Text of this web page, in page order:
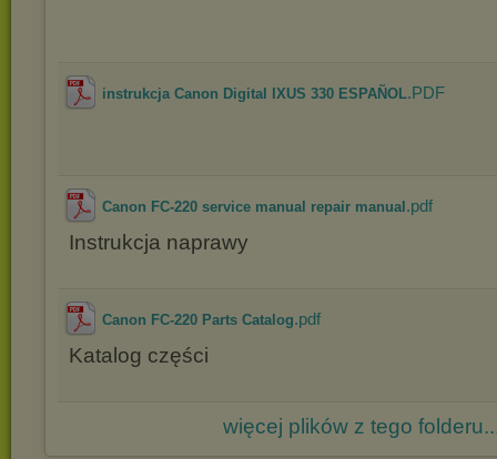
instrukcja Canon Digital IXUS 330 ESPAÑOL.PDF
Canon FC-220 service manual repair manual .pdf
Instrukcja naprawy
Canon FC-220 Parts Catalog.pdf
Katalog części
więcej plików z tego